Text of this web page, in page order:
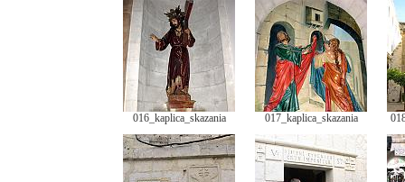
016_kaplica_skazania 017_kaplica_skazania